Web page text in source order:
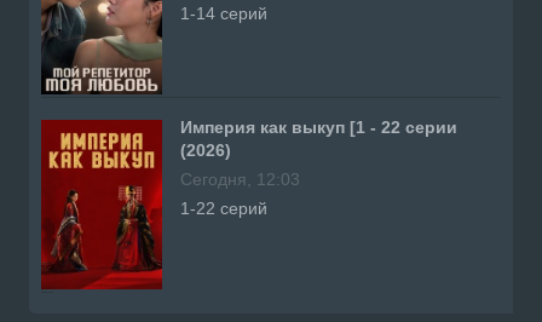
1-14 серий
Империя как выкуп [1 - 22 серии
(2026)
Сегодня, 12:03
1-22 серий